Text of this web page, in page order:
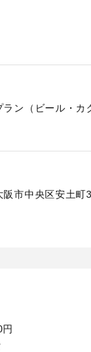
ン（ビール・
阪市中央区安土
円